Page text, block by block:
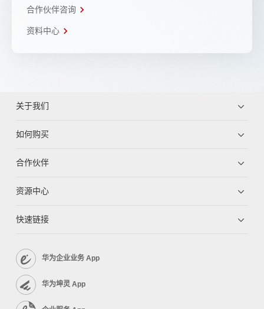
合作伙伴咨询
资料中心
关于我们
如何购买
合作伙伴
资源中心
快速链接
华为企业业务 App
华为坤灵 App